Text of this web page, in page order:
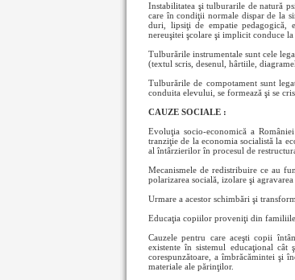
Instabilitatea şi tulburarile de natură
care în condiţii normale dispar de la
duri, lipsiţi de empatie pedagogică,
nereuşitei şcolare şi implicit conduce la
Tulburările instrumentale sunt cele
(textul scris, desenul, hârtiile,
Tulburările de compotament sunt
conduita elevului, se formează şi se
CAUZE SOCIALE :
Evoluţia socio-economică a
tranziţie de la economia socialistă la
al întârzierilor în procesul de
Mecanismele de redistribuire ce au
polarizarea socială, izolare şi agravarea
Urmare a acestor schimbări şi
Educaţia copiilor proveniţi din familiile
Cauzele pentru care aceşti copii
existente în sistemul educaţional
corespunzătoare, a îmbrăcămintei şi
materiale ale părinţilor.